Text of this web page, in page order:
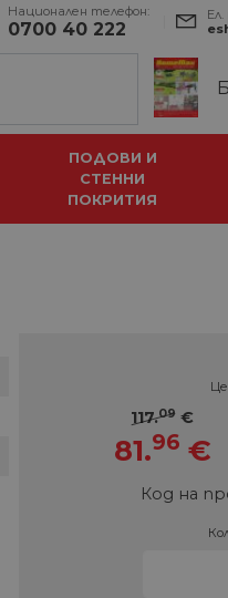
Национален телефон:
0700 40 222
Ел.
ПОДОВИ И
СТЕННИ
ПОКРИТИЯ
117.09 €
81.96 €
Код на